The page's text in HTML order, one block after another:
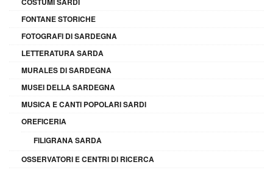
FONTANE STORICHE
FOTOGRAFI DI SARDEGNA
LETTERATURA SARDA
MURALES DI SARDEGNA
MUSEI DELLA SARDEGNA
MUSICA E CANTI POPOLARI SARDI
OREFICERIA
FILIGRANA SARDA
OSSERVATORI E CENTRI DI RICERCA